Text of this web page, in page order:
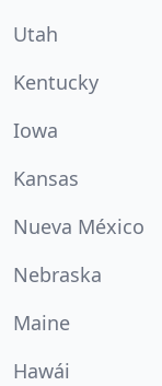
Utah
Kentucky
Iowa
Kansas
Nueva México
Nebraska
Maine
Hawái